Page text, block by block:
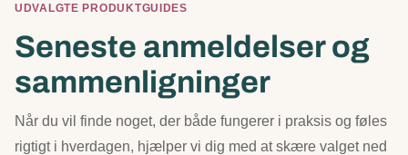
UDVALGTE PRODUKTGUIDES
Seneste anmeldelser og
sammenligninger
Når du vil finde noget, der både fungerer i praksis og føles
rigtigt i hverdagen, hjælper vi dig med at skære valget ned